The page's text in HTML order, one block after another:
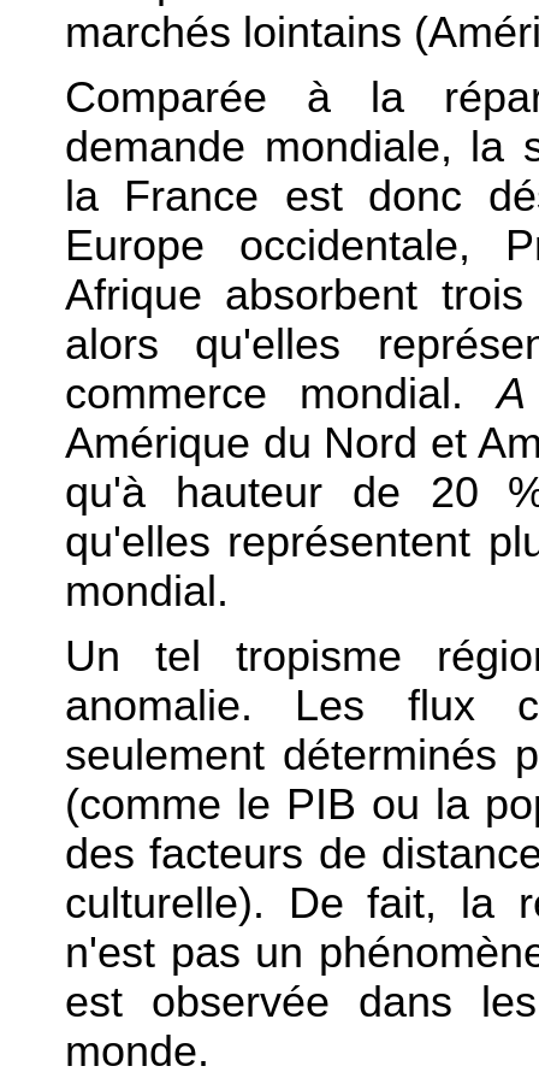
marchés lointains
Comparée à la
demande mondiale, la
la France est donc
Europe occidentale,
Afrique absorbent
alors qu'elles
commerce mondial.A
Amérique du Nord et
qu'à hauteur de 20
qu'elles représentent
mondial.
Un tel tropisme
anomalie. Les flux
seulement déterminés
(comme le PIB ou la
des facteurs de
culturelle). De fait, la
n'est pas un
est observée dans
monde.